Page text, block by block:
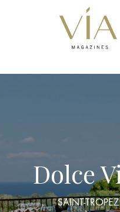
Dolce
SAINT-TROPEZ